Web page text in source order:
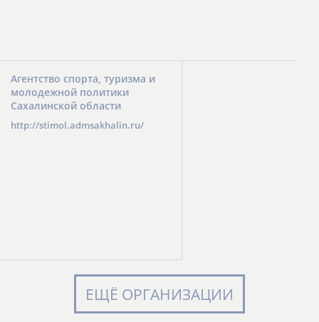
Агентство спорта, туризма и
молодежной политики
Сахалинской области
http://stimol.admsakhalin.ru/
ЕЩЁ ОРГАНИЗАЦИИ